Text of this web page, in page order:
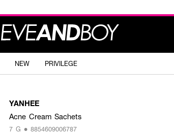
NEW PRIVILEGE
YANHEE
Acne Cream Sachets
7 G • 8854609006787